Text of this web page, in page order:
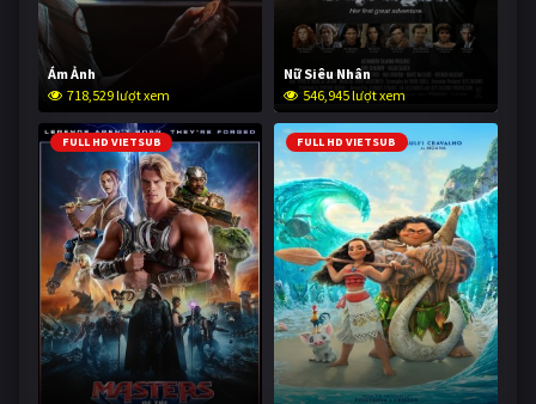
Ám Ảnh
718,529 lượt xem
Nữ Siêu Nhân
546,945 lượt xem
FULL HD VIETSUB FULL HD VIETSUB